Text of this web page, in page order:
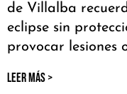
de Villalba
eclipse sin
provocar lesiones
LEER MÁS >